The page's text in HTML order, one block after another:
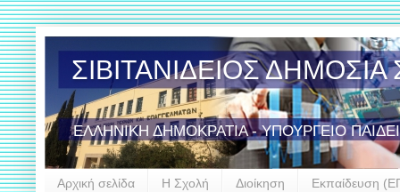
ΣΙΒΙΤΑΝΙΔΕΙΟΣ
ΕΛΛΗΝΙΚΗ ΔΗΜΟΚΡΑΤΙΑ - ΥΠΟΥΡΓΕΙΟ
Αρχική σελίδα Η Σχολή Διοίκηση Εκπαίδευση